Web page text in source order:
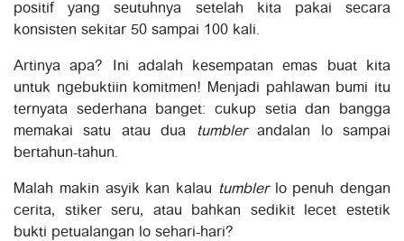
positif yang seutuhnya setelah kita pakai secara
konsisten sekitar 50 sampai 100 kali.
Artinya apa? Ini adalah kesempatan emas buat kita
untuk ngebuktiin komitmen! Menjadi pahlawan bumi itu
ternyata sederhana banget: cukup setia dan bangga
memakai satu atau dua
tumblerandalan lo sampai
bertahun-tahun.
Malah makin asyik kan kalau tumblerlo penuh dengan
cerita, stiker seru, atau bahkan sedikit lecet estetik
bukti petualangan lo sehari-hari?